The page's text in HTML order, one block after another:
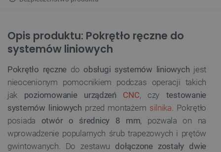
Opis produktu: Pokrętło ręczne do
systemów liniowych
Pokrętło ręczne do obsługi systemów liniowych jest
nieocenionym pomocnikiem podczas operacji takich
jak poziomowanie urządzeń CNC, czy testowanie
systemów liniowych przed montażem silnika. Pokrętło
posiada otwór o średnicy 8 mm, pozwala on na
wprowadzenie popularnych śrub trapezowych i prętów
gwintowanych. Do zestawu dołączone zostały dwie